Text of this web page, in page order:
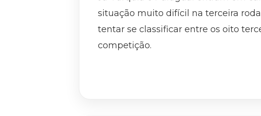
situação muito difícil na terceira
tentar se classificar entre os oito
competição.